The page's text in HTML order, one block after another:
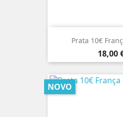
Prata 10€
Preço
18,00
NOVO